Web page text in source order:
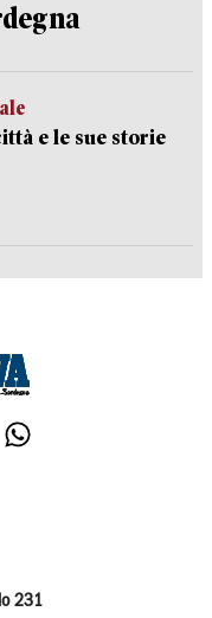
e le sue storie
231